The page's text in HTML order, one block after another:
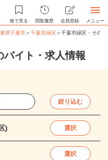
後で見る 閲覧履歴 会員登録 メニュー
県千葉市＞千葉市緑区＞千葉市緑区・その
バイト・求人情報
絞り込む
) 選択
選択